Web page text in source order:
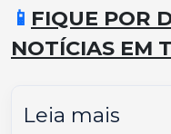
📱 FIQUE POR
NOTÍCIAS EM
Leia mais